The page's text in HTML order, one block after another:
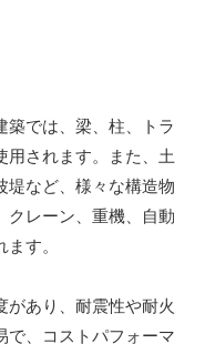
築では、梁、柱、トラ
用されます。また、土
堤など、様々な構造物
クレーン、重機、自動
す。
があり、耐震性や耐火
で、コストパフォーマ